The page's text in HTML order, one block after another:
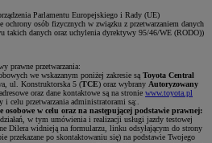
Parlamentu Europejskiego i Rady (UE)
osób fizycznych w związku z przetwarzaniem danych
takich danych oraz uchylenia dyrektywy 95/46/WE (RODO))
prawne przetwarzania:
we wskazanym poniżej zakresie są Toyota Central
ul. Konstruktorska 5 (TCE) oraz wybrany Autoryzowany
oraz dane kontaktowe są na stronie www.toyota.pl
i celu przetwarzania administratorami są:.
osobowe w celu oraz na następującej podstawie prawnej:
w tym umówienia i realizacji usługi jazdy testowej
Dilera widnieją na formularzu, linku odsyłającym do strony
przekazane po skontaktowaniu się) na podstawie Twojego